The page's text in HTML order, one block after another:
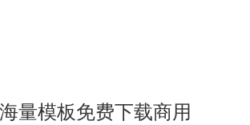
量模板免费下载商用